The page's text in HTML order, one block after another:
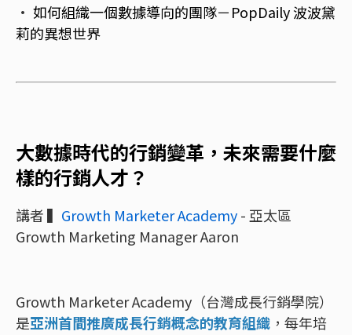
· 如何組織一個數據導向的團隊－PopDaily 波波黛
莉的異想世界
大數據時代的行銷變革，未來需要什麼
樣的行銷人才？
講者 ▍ Growth Marketer Academy- 亞太區
Growth Marketing Manager Aaron
Growth Marketer Academy（台灣成長行銷學院）
是亞洲首間推廣成長行銷概念的教育組織 ，每年培